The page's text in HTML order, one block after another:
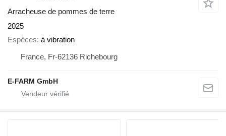
Arracheuse de pommes de terre
2025
Espèces à vibration
France, Fr-62136 Richebourg
E-FARM GmbH